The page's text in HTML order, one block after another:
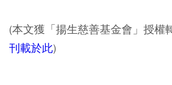
(本文獲「揚生慈善基金會」授權
刊載於此)